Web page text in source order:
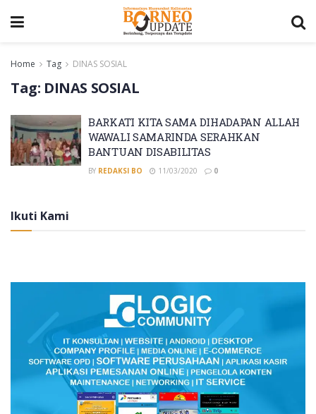
Home Tag DINAS SOSIAL
Tag: DINAS SOSIAL
BARKATI KITA SAMA DIHADAPAN ALLAH
WAWALI SAMARINDA SERAHKAN
BANTUAN DISABILITAS
BY REDAKSI BO 11/03/2020 0
Ikuti Kami